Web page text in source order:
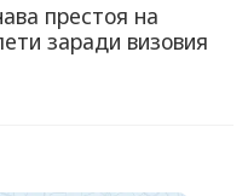
престоя на
заради визовия